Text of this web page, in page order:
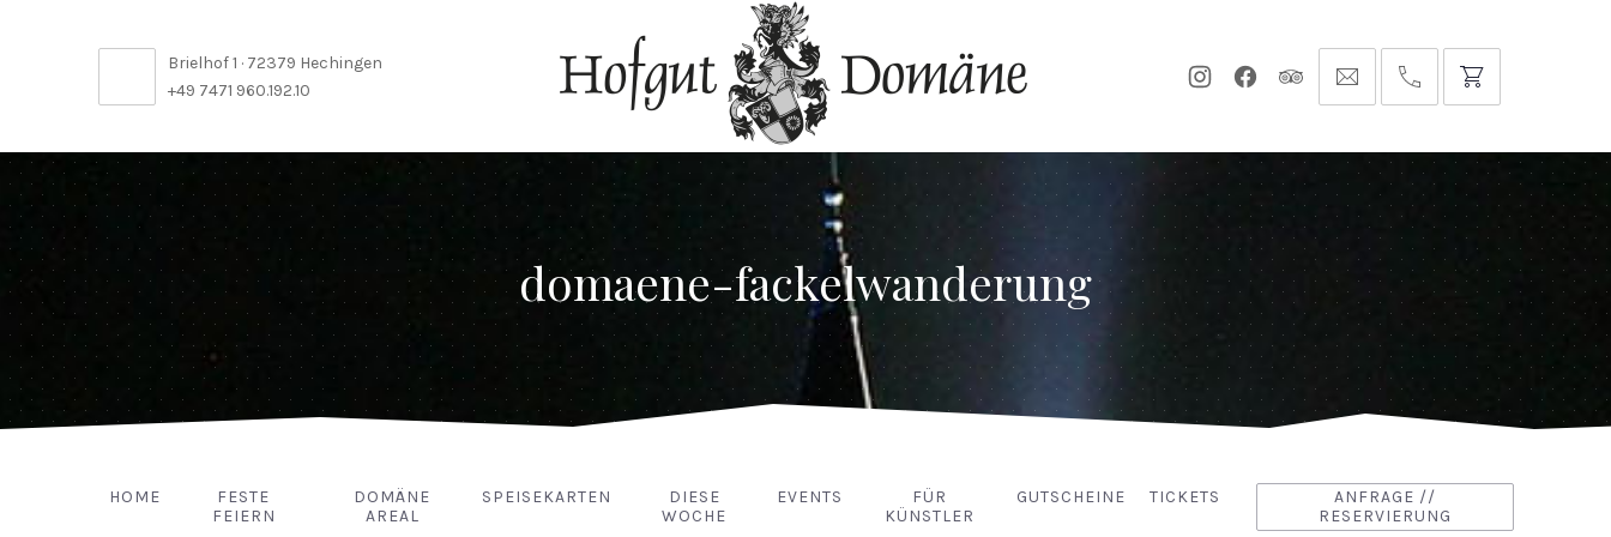
Brielhof 1 · 72379 Hechingen
+49 7471 960.192.10
NeuesNeuesNeues info@hofgut-0049747196019210
domaene-fackelwanderung
HOME
FESTE
FEIERN
DOMÄNE
AREAL
SPEISEKARTEN
DIESE
WOCHE
EVENTS
FÜR
KÜNSTLER
GUTSCHEINE TICKETS
ANFRAGE //
RESERVIERUNG